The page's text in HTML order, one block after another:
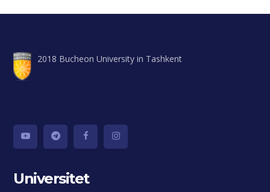
2018 Bucheon University in Tashkent
Universitet